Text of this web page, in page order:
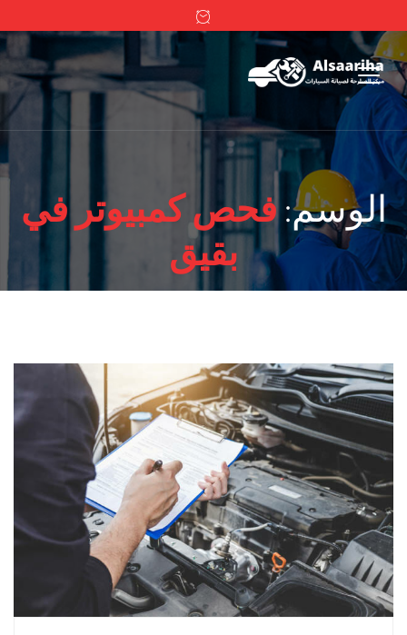
الوسم: فحص كمبيوتر في
بقيق